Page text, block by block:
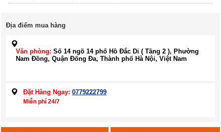
Địa điểm mua hàng
Văn phòng: Số 14 ngõ 14 phố Hồ Đắc Di ( Tầng 2 ), Phường
Nam Đồng, Quận Đống Đa, Thành phố Hà Nội, Việt Nam
Đặt Hàng Ngay: 0779222799
Miễn phí 24/7